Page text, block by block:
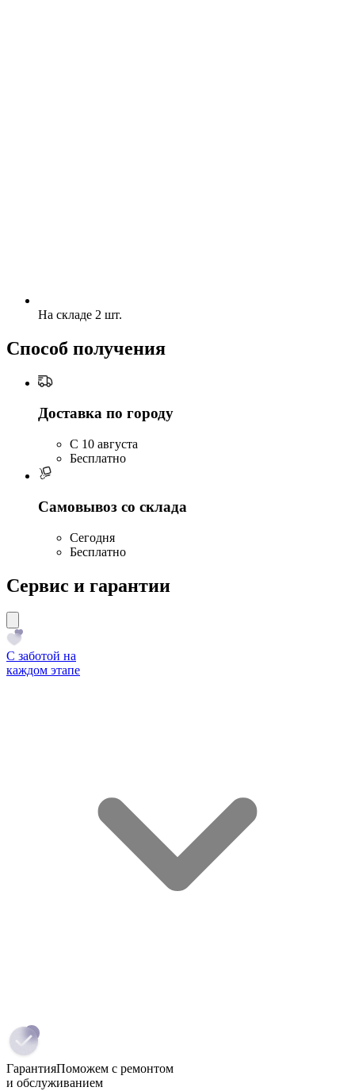
На складе 2 шт.
Способ получения
Доставка по городу
C 10 августа
Бесплатно
Самовывоз со склада
Сегодня
Бесплатно
Сервис и гарантии
С заботой на
каждом этапе
ГарантияПоможем с ремонтом
и обслуживанием